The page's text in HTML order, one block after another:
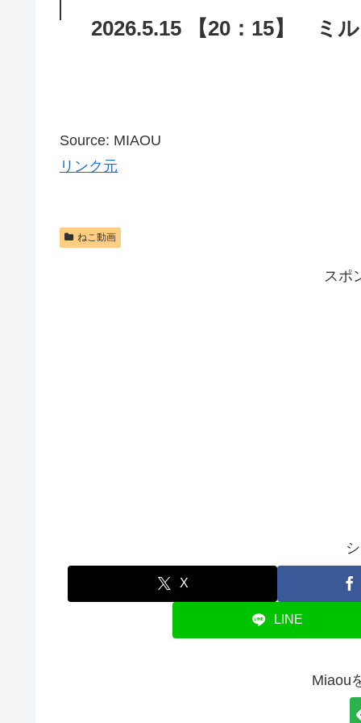
2026.5.15 【20：15】 ミ
Source: MIAOU
リンク元
ねこ動画
スポ
X
LINE
Miaou